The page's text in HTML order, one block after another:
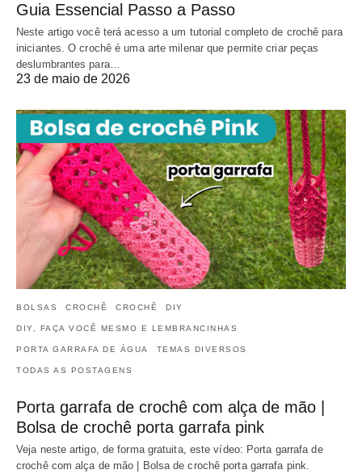
Guia Essencial Passo a Passo
Neste artigo você terá acesso a um tutorial completo de crochê para
iniciantes. O crochê é uma arte milenar que permite criar peças
deslumbrantes para…
23 de maio de 2026
BOLSAS CROCHÊ CROCHÊ DIY
DIY, FAÇA VOCÊ MESMO E LEMBRANCINHAS
PORTA GARRAFA DE ÁGUA TEMAS DIVERSOS
TODAS AS POSTAGENS
Porta garrafa de crochê com alça de mão |
Bolsa de crochê porta garrafa pink
Veja neste artigo, de forma gratuita, este vídeo: Porta garrafa de
crochê com alça de mão | Bolsa de crochê porta garrafa pink.